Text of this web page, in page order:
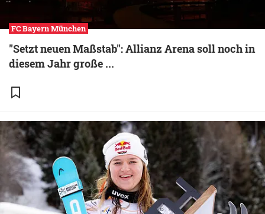
FC Bayern München
"Setzt neuen Maßstab": Allianz Arena soll noch in
diesem Jahr große ...